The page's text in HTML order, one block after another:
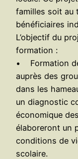
familles soit au
bénéficiaires
L’objectif du
formation :
• Formation
auprès des
dans les
un diagnostic
économique
élaboreront un
conditions de
scolaire.